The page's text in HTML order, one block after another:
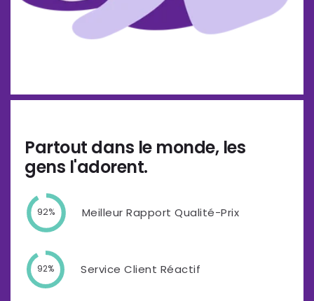
Partout dans le monde, les
gens l'adorent.
92% Meilleur Rapport Qualité-Prix
92% Service Client Réactif